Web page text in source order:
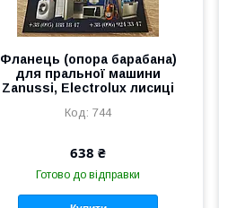
Фланець (опора барабана)
для пральної машини
Zanussi, Electrolux лисиці
744
638 ₴
Готово до відправки